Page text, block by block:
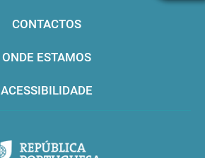
CONTACTOS
ONDE ESTAMOS
ACESSIBILIDADE